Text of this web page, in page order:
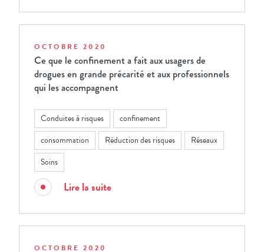
OCTOBRE 2020
Ce que le confinement a fait aux usagers de
drogues en grande précarité et aux professionnels
qui les accompagnent
Conduites à risques
confinement
consommation
Réduction des risques
Réseaux
Soins
Lire la suite
OCTOBRE 2020